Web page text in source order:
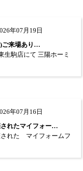
年07月19日
)ご来場あり…
駒店にて 三陽ホーミ
年07月16日
されたマイフォー…
された マイフォームフ